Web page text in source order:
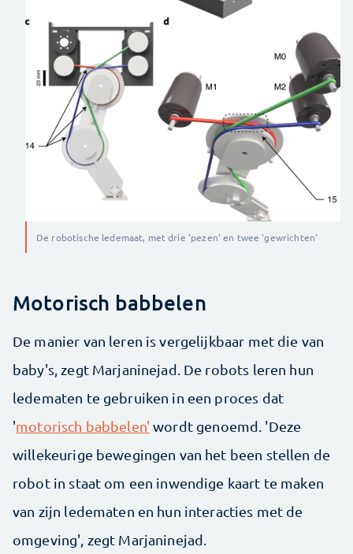
De robotische ledemaat, met drie 'pezen' en twee 'gewrichten'
Motorisch babbelen
De manier van leren is vergelijkbaar met die van
baby's, zegt Marjaninejad. De robots leren hun
ledematen te gebruiken in een proces dat
'motorisch babbelen' wordt genoemd. 'Deze
willekeurige bewegingen van het been stellen de
robot in staat om een inwendige kaart te maken
van zijn ledematen en hun interacties met de
omgeving', zegt Marjaninejad.